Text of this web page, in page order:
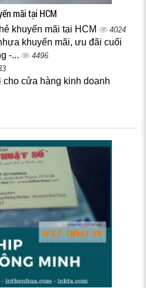
mãi tại HCM
khuyến mãi tại HCM 4024
khuyến mãi, ưu đãi cuối
-...
4496
cho cửa hàng kinh doanh